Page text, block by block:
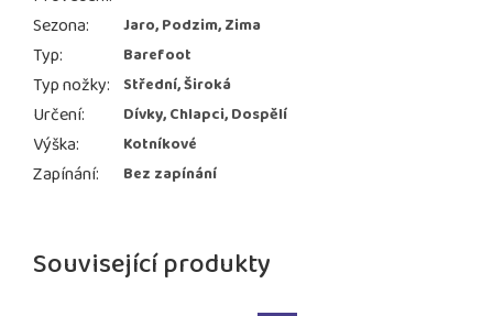
Související produkty
Sezona: Jaro, Podzim, Zima
Typ: Barefoot
Typ nožky: Střední, Široká
Určení: Dívky, Chlapci, Dospělí
Výška: Kotníkové
Zapínání: Bez zapínání